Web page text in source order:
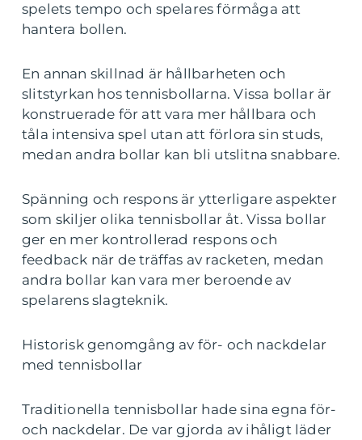
spelets tempo och spelares förmåga att
hantera bollen.
En annan skillnad är hållbarheten och
slitstyrkan hos tennisbollarna. Vissa bollar är
konstruerade för att vara mer hållbara och
tåla intensiva spel utan att förlora sin studs,
medan andra bollar kan bli utslitna snabbare.
Spänning och respons är ytterligare aspekter
som skiljer olika tennisbollar åt. Vissa bollar
ger en mer kontrollerad respons och
feedback när de träffas av racketen, medan
andra bollar kan vara mer beroende av
spelarens slagteknik.
Historisk genomgång av för- och nackdelar
med tennisbollar
Traditionella tennisbollar hade sina egna för-
och nackdelar. De var gjorda av ihåligt läder